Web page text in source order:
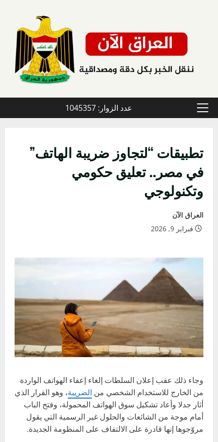
القائمة
عدد الزوار: 1045357
تطبيقات “لتجاوز ضريبة الهاتف”
في مصر.. تعليق حكومي
وتكنولوجي
العراق الآن
فبراير 9, 2026
وجاء ذلك عقب إعلان السلطات إلغاء إعفاء الهواتف الواردة
من الخارج للاستخدام الشخصي من الضريبة، وهو القرار الذي
أثار جدلا وأعاد تشكيل سوق الهواتف المحمولة، وفتح الباب
أمام موجة من الشائعات والحلول غير الرسمية التي يقول
مروّجوها إنها قادرة على الالتفاف على المنظومة الجديدة.